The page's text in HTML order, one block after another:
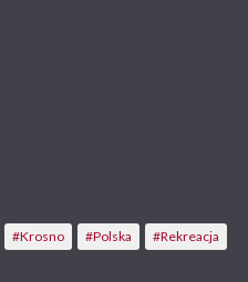
#Krosno #Polska #Rekreacja